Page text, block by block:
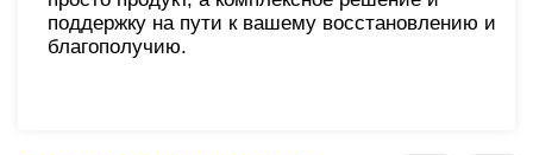
поддержку на пути к вашему восстановлению и
благополучию.